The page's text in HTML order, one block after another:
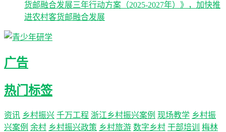
货邮融合发展三年行动方案（2025-2027年）》，加快推
进农村客货邮融合发展
广告
热门标签
资讯 乡村振兴 千万工程 浙江乡村振兴案例 现场教学 乡村振
兴案例 余村 乡村振兴政策 乡村旅游 数字乡村 干部培训
梅林